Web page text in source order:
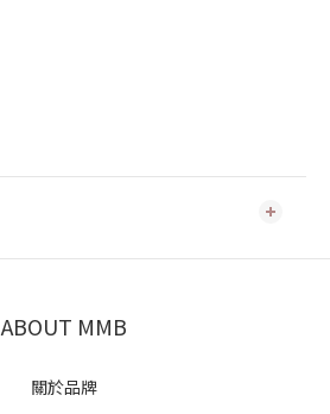
ABOUT MMB
關於品牌